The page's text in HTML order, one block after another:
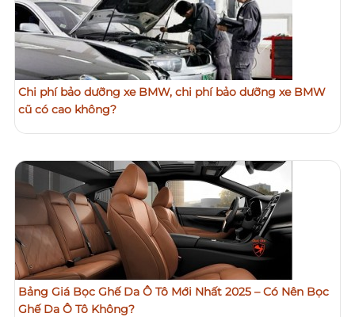
Chi phí bảo dưỡng xe BMW, chi phí bảo dưỡng xe BMW
cũ có cao không?
Bảng Giá Bọc Ghế Da Ô Tô Mới Nhất 2025 – Có Nên Bọc
Ghế Da Ô Tô Không?